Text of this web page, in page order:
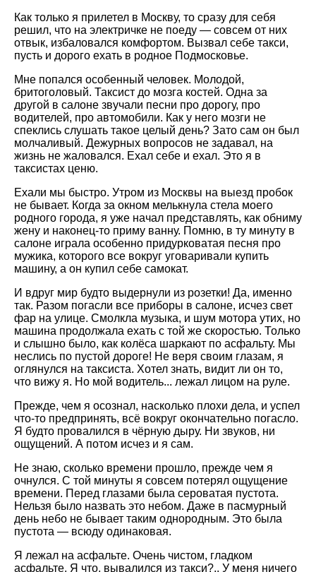
Как только я прилетел в Москву, то сразу для себя
решил, что на электричке не поеду — совсем от них
отвык, избаловался комфортом. Вызвал себе такси,
пусть и дорого ехать в родное Подмосковье.
Мне попался особенный человек. Молодой,
бритоголовый. Таксист до мозга костей. Одна за
другой в салоне звучали песни про дорогу, про
водителей, про автомобили. Как у него мозги не
спеклись слушать такое целый день? Зато сам он был
молчаливый. Дежурных вопросов не задавал, на
жизнь не жаловался. Ехал себе и ехал. Это я в
таксистах ценю.
Ехали мы быстро. Утром из Москвы на выезд пробок
не бывает. Когда за окном мелькнула стела моего
родного города, я уже начал представлять, как обниму
жену и наконец-то приму ванну. Помню, в ту минуту в
салоне играла особенно придурковатая песня про
мужика, которого все вокруг уговаривали купить
машину, а он купил себе самокат.
И вдруг мир будто выдернули из розетки! Да, именно
так. Разом погасли все приборы в салоне, исчез свет
фар на улице. Смолкла музыка, и шум мотора утих, но
машина продолжала ехать с той же скоростью. Только
и слышно было, как колёса шаркают по асфальту. Мы
неслись по пустой дороге! Не веря своим глазам, я
оглянулся на таксиста. Хотел знать, видит ли он то,
что вижу я. Но мой водитель... лежал лицом на руле.
Прежде, чем я осознал, насколько плохи дела, и успел
что-то предпринять, всё вокруг окончательно погасло.
Я будто провалился в чёрную дыру. Ни звуков, ни
ощущений. А потом исчез и я сам.
Не знаю, сколько времени прошло, прежде чем я
очнулся. С той минуты я совсем потерял ощущение
времени. Перед глазами была сероватая пустота.
Нельзя было назвать это небом. Даже в пасмурный
день небо не бывает таким однородным. Это была
пустота — всюду одинаковая.
Я лежал на асфальте. Очень чистом, гладком
асфальте. Я что, вывалился из такси?.. У меня ничего